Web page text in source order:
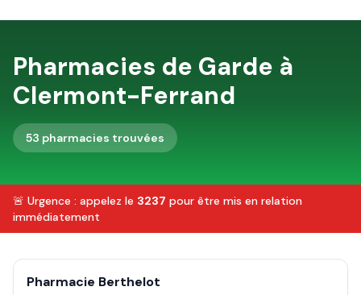
Pharmacies de Garde à
Clermont-Ferrand
53 pharmacies trouvées
🚨 Urgence : appelez le 3237 pour être mis en relation
immédiatement
Pharmacie Berthelot